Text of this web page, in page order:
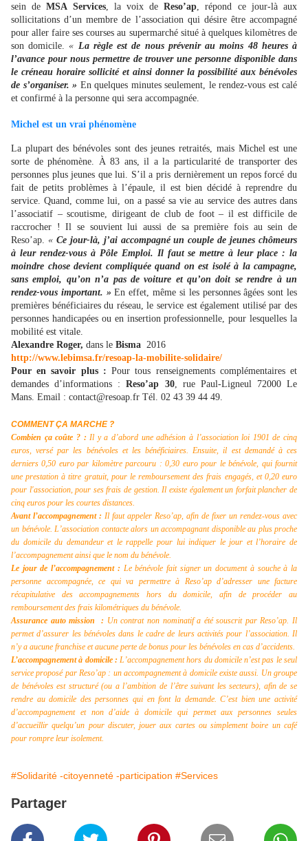
sein deMSA Services, la voix deReso’ap , répond ce jour-là aux
sollicitations d’un membre de l’association qui désire être accompagné
pour aller faire ses courses au supermarché situé à quelques kilomètres de
son domicile.« La règle est de nous prévenir au moins 48 heures à
l’avance pour nous permettre de trouver une personne disponible dans
le créneau horaire sollicité et ainsi donner la possibilité aux bénévoles
de s’organiser. » En quelques minutes seulement, le rendez-vous est calé
et confirmé à la personne qui sera accompagnée.
Michel est un vrai phénomène
La plupart des bénévoles sont des jeunes retraités, mais Michel est une
sorte de phénomène. À 83 ans, il a la particularité de transporter des
personnes plus jeunes que lui. S’il a pris dernièrement un repos forcé du
fait de petits problèmes à l’épaule, il est bien décidé à reprendre du
service. Quand, comme lui, on a passé sa vie au service des autres dans
l’associatif – scoutisme, dirigeant de club de foot – il est difficile de
raccrocher ! Il se souvient lui aussi de sa première fois au sein de
Reso’ap. «Ce jour-là, j’ai accompagné un couple de jeunes chômeurs
à leur rendez-vous à Pôle Emploi. Il faut se mettre à leur place : la
moindre chose devient compliquée quand on est isolé à la campagne,
sans emploi, qu’on n’a pas de voiture et qu’on doit se rendre à un
rendez-vous important. » En effet, même si les personnes âgées sont les
premières bénéficiaires du réseau, le service est également utilisé par des
personnes handicapées ou en insertion professionnelle, pour lesquelles la
mobilité est vitale.
Alexandre Roger, dans le Bisma 2016
http://www.lebimsa.fr/resoap-la-mobilite-solidaire/
Pour en savoir plus :Pour tous renseignements complémentaires et
demandes d’informations :Reso’ap 30, rue Paul-Ligneul 72000 Le
Mans. Email : contact@resoap.fr Tél. 02 43 39 44 49.
COMMENT ÇA MARCHE ?
Combien ça coûte ? :Il y a d’abord une adhésion à l’association loi 1901 de cinq
euros, versé par les bénévoles et les bénéficiaires. Ensuite, il est demandé à ces
derniers 0,50 euro par kilomètre parcouru : 0,30 euro pour le bénévole, qui fournit
une prestation à titre gratuit, pour le remboursement des frais engagés, et 0,20 euro
pour l'association, pour ses frais de gestion. Il existe également un forfait plancher de
cinq euros pour les courtes distances.
Avant l’accompagnement : Il faut appeler Reso’ap, afin de fixer un rendez-vous avec
un bénévole. L’association contacte alors un accompagnant disponible au plus proche
du domicile du demandeur et le rappelle pour lui indiquer le jour et l’horaire de
l’accompagnement ainsi que le nom du bénévole.
Le jour de l’accompagnement : Le bénévole fait signer un document à souche à la
personne accompagnée, ce qui va permettre à Reso’ap d’adresser une facture
récapitulative des accompagnements hors du domicile, afin de procéder au
remboursement des frais kilométriques du bénévole.
Assurance auto mission : Un contrat non nominatif a été souscrit par Reso’ap. Il
permet d’assurer les bénévoles dans le cadre de leurs activités pour l’association. Il
n’y a aucune franchise et aucune perte de bonus pour les bénévoles en cas d’accidents.
L’accompagnement à domicile :L’accompagnement hors du domicile n’est pas le seul
service proposé par Reso’ap : un accompagnement à domicile existe aussi. Un groupe
de bénévoles est structuré (ou a l’ambition de l’être suivant les secteurs), afin de se
rendre au domicile des personnes qui en font la demande. C’est bien une activité
d’accompagnement et non d’aide à domicile qui permet aux personnes seules
d’accueillir quelqu’un pour discuter, jouer aux cartes ou simplement boire un café
pour rompre leur isolement.
#Solidarité -citoyenneté -participation #Services
Partager